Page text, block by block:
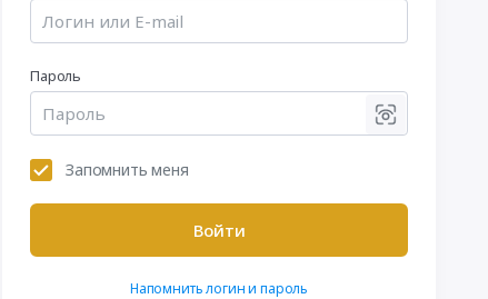
Пароль
Запомнить меня
Войти
Напомнить логин и пароль